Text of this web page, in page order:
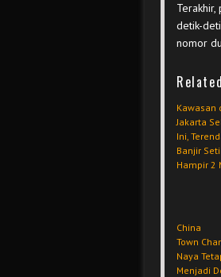
Terakhir,
detik-
nomor
Kawasan
Jakarta
Ini,
Banjir
Hampir 2
China
Town
Naya
Menjadi